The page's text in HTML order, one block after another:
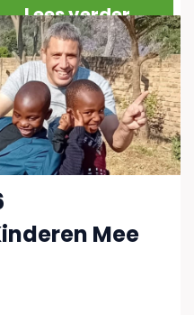
Lees verder
Mee